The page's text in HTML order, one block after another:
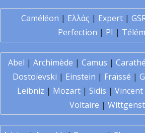
Caméléon | Ελλάς | Expert|
Perfection | PI |
Abel | Archimède | Camus |
Dostoïevski | Einstein | Fraïssé |
Leibniz | Mozart | Sidis | Vincent
Voltaire |